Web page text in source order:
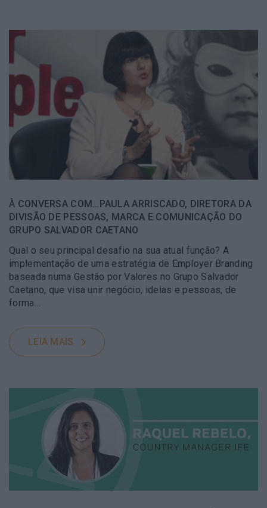
À CONVERSA COM…PAULA ARRISCADO, DIRETORA DA
DIVISÃO DE PESSOAS, MARCA E COMUNICAÇÃO DO
GRUPO SALVADOR CAETANO
Qual o seu principal desafio na sua atual função? A
implementação de uma estratégia de Employer Branding
baseada numa Gestão por Valores no Grupo Salvador
Caetano, que visa unir negócio, ideias e pessoas, de
forma…
LEIA MAIS